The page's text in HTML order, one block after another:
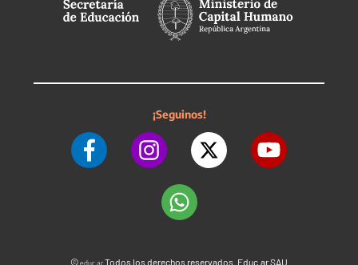
¡Seguinos!
©educ.arTodos los derechos reservados. Educ.ar SAU